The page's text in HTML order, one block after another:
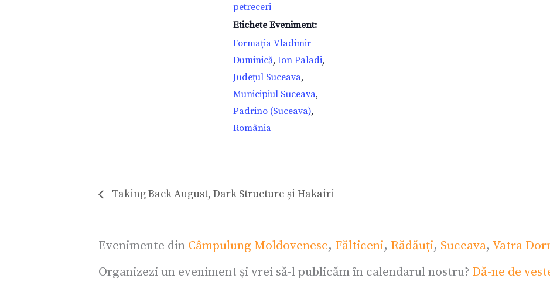
petreceri
Etichete Eveniment:
Formația Vladimir
Duminică, Ion Paladi,
Județul Suceava,
Municipiul Suceava,
Padrino (Suceava),
România
Taking Back August, Dark Structure și Hakairi
Evenimente din Câmpulung Moldovenesc, Fălticeni, Rădăuți, Suceava, Vatra
Organizezi un eveniment și vrei să-l publicăm în calendarul nostru? Dă-ne de